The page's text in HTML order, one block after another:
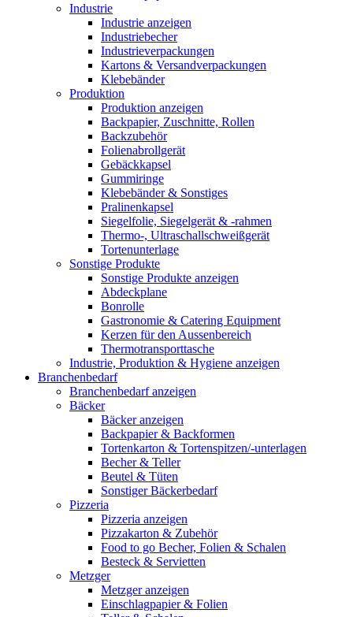
Industrie
Industrie anzeigen
Industriebecher
Industrieverpackungen
Kartons & Versandverpackungen
Klebebänder
Produktion
Produktion anzeigen
Backpapier, Zuschnitte, Rollen
Backzubehör
Folienabrollgerät
Gebäckkapsel
Gummiringe
Klebebänder & Sonstiges
Pralinenkapsel
Siegelfolie, Siegelgerät & -rahmen
Thermo-, Ultraschallschweißgerät
Tortenunterlage
Sonstige Produkte
Sonstige Produkte anzeigen
Abdeckplane
Bonrolle
Gastronomie & Catering Equipment
Kerzen für den Aussenbereich
Thermotransporttasche
Industrie, Produktion & Hygiene anzeigen
Branchenbedarf
Branchenbedarf anzeigen
Bäcker
Bäcker anzeigen
Backpapier & Backformen
Tortenkarton & Tortenspitzen/-unterlagen
Becher & Teller
Beutel & Tüten
Sonstiger Bäckerbedarf
Pizzeria
Pizzeria anzeigen
Pizzakarton & Zubehör
Food to go Becher, Folien & Schalen
Besteck & Servietten
Metzger
Metzger anzeigen
Einschlagpapier & Folien